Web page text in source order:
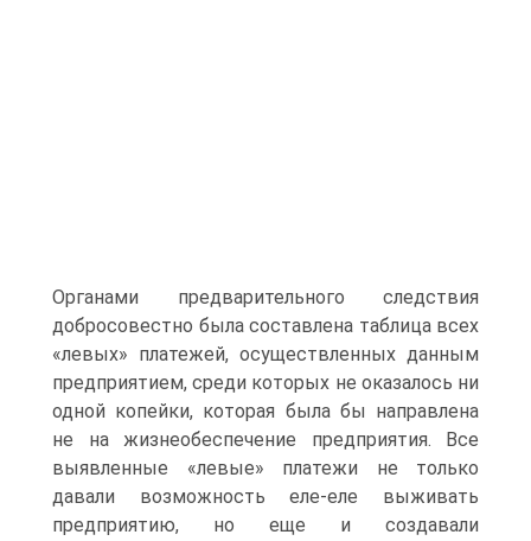
Органами предварительного следствия
добросовестно была составлена таблица всех
«левых» платежей, осуществленных данным
предприятием, среди которых не оказалось ни
одной копейки, которая была бы направлена
не на жизнеобеспечение предприятия. Все
выявленные «левые» платежи не только
давали возможность еле-еле выживать
предприятию, но еще и создавали